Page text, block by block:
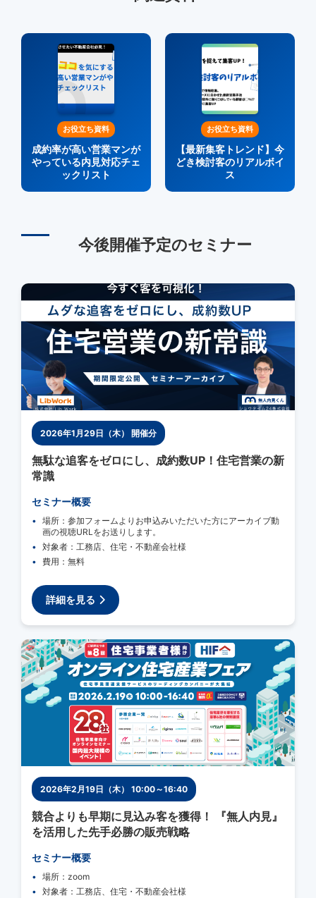
お役立ち資料
成約率が高い営業マンが
やっている内見対応チェ
ックリスト
お役立ち資料
【最新集客トレンド】今
どき検討客のリアルボイ
ス
今後開催予定のセミナー
2026年1月29日（木） 開催分
無駄な追客をゼロにし、成約数UP！住宅営業の新
常識
セミナー概要
場所：参加フォームよりお申込みいただいた方にアーカイブ動
画の視聴URLをお送りします。
対象者：工務店、住宅・不動産会社様
費用：無料
詳細を見る
2026年2月19日（木） 10:00～16:40
競合よりも早期に見込み客を獲得！ 『無人内見』
を活用した先手必勝の販売戦略
セミナー概要
場所：zoom
対象者：工務店、住宅・不動産会社様